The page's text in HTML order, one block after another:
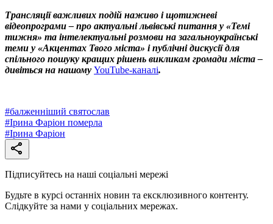
Трансляції важливих подій наживо і щотижневі
відеопрограми – про актуальні львівські питання у «Темі
тижня» та інтелектуальні розмови на загальноукраїнські
теми у «Акцентах Твого міста» і публічні дискусії для
спільного пошуку кращих рішень викликам громади міста –
дивіться на нашому YouTube-каналі.
#балженніший святослав
#Ірина Фаріон померла
#Ірина Фаріон
Підписуйтесь на наші соціальні мережі
Будьте в курсі останніх новин та ексклюзивного контенту.
Слідкуйте за нами у соціальних мережах.